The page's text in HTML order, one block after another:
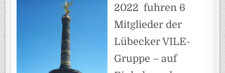
2022 fuhren 6
Mitglieder der
Lübecker VILE-
Gruppe – auf